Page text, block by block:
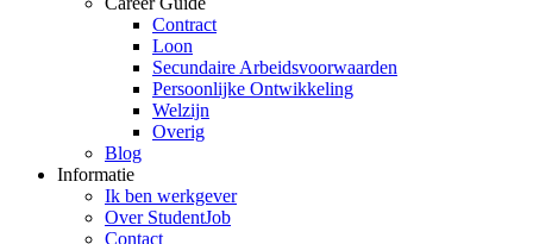
Contract
Loon
Secundaire Arbeidsvoorwaarden
Persoonlijke Ontwikkeling
Welzijn
Overig
Blog
Informatie
Ik ben werkgever
Over StudentJob
Contact